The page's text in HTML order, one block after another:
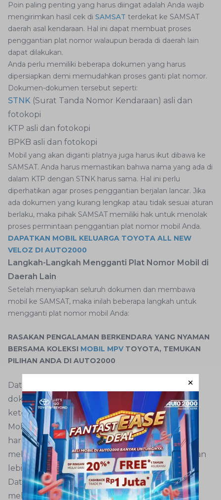
Poin paling penting yang harus diingat adalah Anda wajib
mengirimkan hasil cek di SAMSAT terdekat ke SAMSAT
daerah asal kendaraan. Hal ini dapat membuat proses
penggantian plat nomor walaupun berada di daerah lain
dapat dilakukan.
Anda perlu memiliki beberapa dokumen yang harus
dipersiapkan demi memudahkan proses ganti plat nomor.
Dokumen-dokumen tersebut seperti:
STNK (Surat Tanda Nomor Kendaraan) asli dan
fotokopi
KTP asli dan fotokopi
BPKB asli dan fotokopi
Mobil yang akan diganti platnya juga harus ikut dibawa ke
SAMSAT. Anda harus memastikan bahwa nama yang ada di
dalam KTP dengan STNK harus sama. Hal ini perlu
diperhatikan agar proses penggantian berjalan lancar. Jika
ada dokumen yang kurang lengkap atau tidak sesuai aturan
berlaku, maka pihak SAMSAT memiliki hak untuk menolak
proses permintaan penggantian plat nomor mobil Anda.
DAPATKAN MOBIL KELUARGA TOYOTA ALL NEW
VELOZ DI AUTO2000
Langkah-Langkah Mengganti Plat Nomor Mobil di
Daerah Lain
Setelah menyiapkan seluruh dokumen dan membawa
mobil ke SAMSAT, maka inilah beberapa langkah untuk
mengganti plat nomor mobil Anda:
RASAKAN PENGALAMAN BERKENDARA YANG NYAMAN
BERSAMA KOLEKSI MOBIL MPVTOYOTA, TEMUKAN
PILIHAN ANDA DI AUTO2000
Datang ke SAMSAT dengan membawa seluruh
dokumen persyaratan secara lengkap sesuai
ketentuan yang berlaku.
Mobil Anda yang akan berganti plat nomor juga
harus dibawa ke SAMSAT. Jangan sampai Anda
melupakan hal ini karena diperlukan pengecekan
lebih dalam terkait mobil tersebut.
Datangi loket pendaftaran cek fisik untuk
melakukan pengecekan fisik bersama petugas